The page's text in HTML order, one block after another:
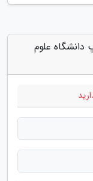
دانشگاه علوم